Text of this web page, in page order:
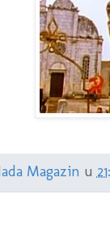
Magazin u